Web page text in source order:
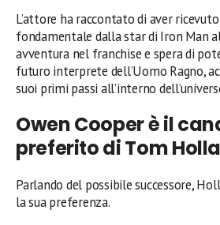
L’attore ha raccontato di aver
fondamentale dalla star di Iron Man
avventura nel franchise e spera di
futuro interprete dell’Uomo Ragno,
suoi primi passi all’interno
Owen Cooper è il
preferito di Tom
Parlando del possibile successore,
la sua preferenza.